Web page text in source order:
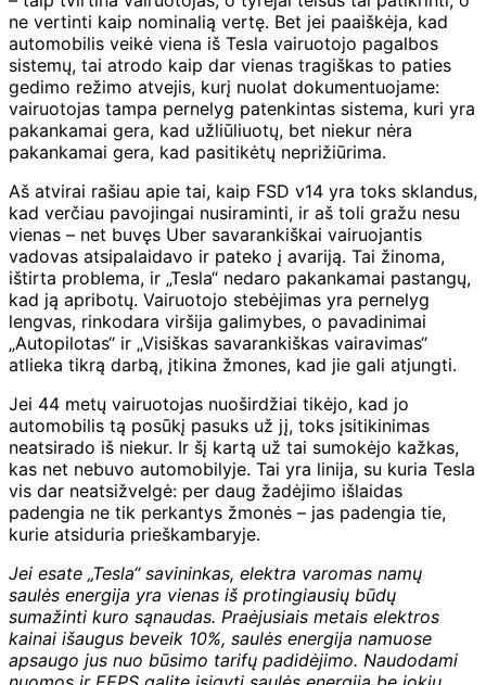
ne vertinti kaip nominalią vertę. Bet jei paaiškėja, kad
automobilis veikė viena iš Tesla vairuotojo pagalbos
sistemų, tai atrodo kaip dar vienas tragiškas to paties
gedimo režimo atvejis, kurį nuolat dokumentuojame:
vairuotojas tampa pernelyg patenkintas sistema, kuri yra
pakankamai gera, kad užliūliuotų, bet niekur nėra
pakankamai gera, kad pasitikėtų neprižiūrima.
Aš atvirai rašiau apie tai, kaip FSD v14 yra toks sklandus,
kad verčiau pavojingai nusiraminti, ir aš toli gražu nesu
vienas – net buvęs Uber savarankiškai vairuojantis
vadovas atsipalaidavo ir pateko į avariją. Tai žinoma,
ištirta problema, ir „Tesla“ nedaro pakankamai pastangų,
kad ją apribotų. Vairuotojo stebėjimas yra pernelyg
lengvas, rinkodara viršija galimybes, o pavadinimai
„Autopilotas“ ir „Visiškas savarankiškas vairavimas“
atlieka tikrą darbą, įtikina žmones, kad jie gali atjungti.
Jei 44 metų vairuotojas nuoširdžiai tikėjo, kad jo
automobilis tą posūkį pasuks už jį, toks įsitikinimas
neatsirado iš niekur. Ir šį kartą už tai sumokėjo kažkas,
kas net nebuvo automobilyje. Tai yra linija, su kuria Tesla
vis dar neatsižvelgė: per daug žadėjimo išlaidas
padengia ne tik perkantys žmonės – jas padengia tie,
kurie atsiduria prieškambaryje.
Jei esate „Tesla“ savininkas, elektra varomas namų
saulės energija yra vienas iš protingiausių būdų
sumažinti kuro sąnaudas. Praėjusiais metais elektros
kainai išaugus beveik 10%, saulės energija namuose
apsaugo jus nuo būsimo tarifų padidėjimo. Naudodami